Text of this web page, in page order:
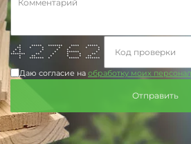
* ***** ******* **** *****
** * * * * * *
* * * * * *
* * * * ****** *
******* ** * * * **
* ** * * * **
* ******* * ***** *******
Даю согласие на обработку моих